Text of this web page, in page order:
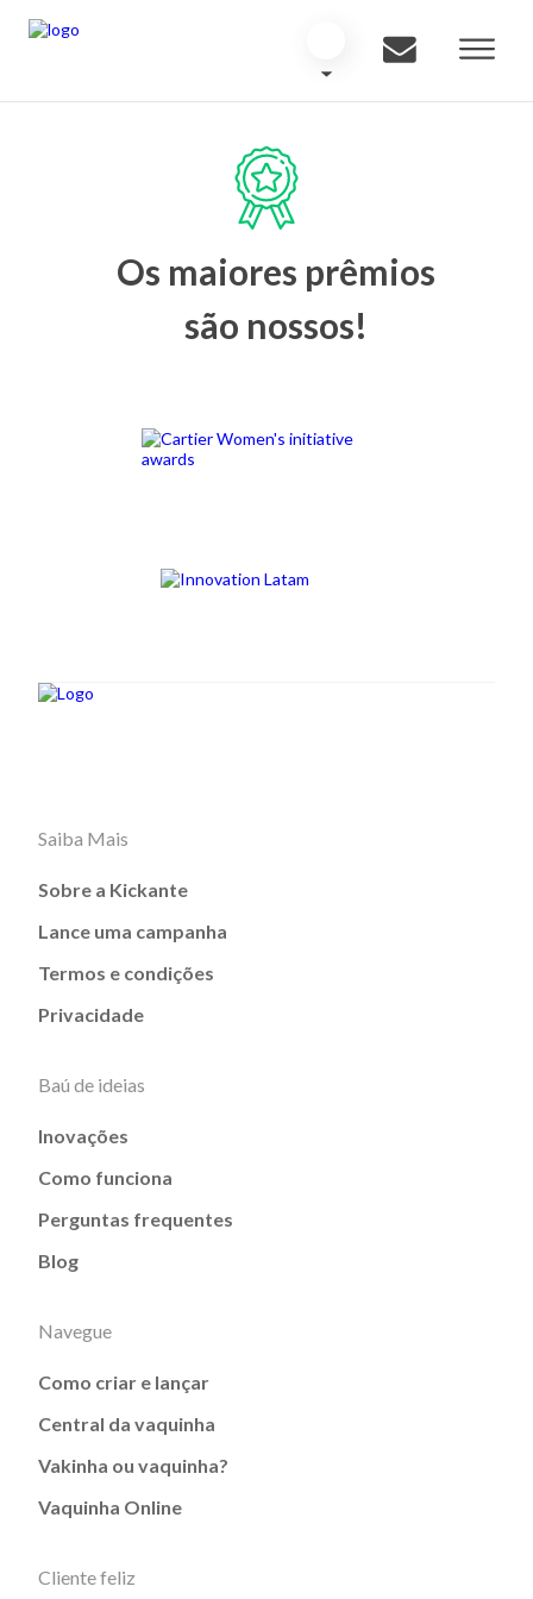
Os maiores prêmios
são nossos!
Saiba Mais
Sobre a Kickante
Lance uma campanha
Termos e condições
Privacidade
Baú de ideias
Inovações
Como funciona
Perguntas frequentes
Blog
Navegue
Como criar e lançar
Central da vaquinha
Vakinha ou vaquinha?
Vaquinha Online
Cliente feliz